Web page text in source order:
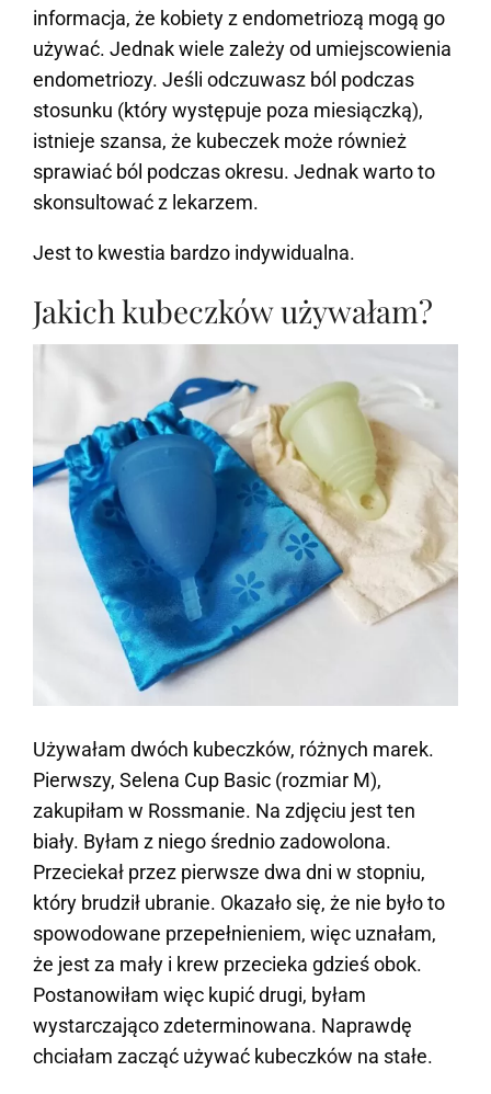
informacja, że kobiety z endometriozą mogą go
używać. Jednak wiele zależy od umiejscowienia
endometriozy. Jeśli odczuwasz ból podczas
stosunku (który występuje poza miesiączką),
istnieje szansa, że kubeczek może również
sprawiać ból podczas okresu. Jednak warto to
skonsultować z lekarzem.
Jest to kwestia bardzo indywidualna.
Jakich kubeczków używałam?
Używałam dwóch kubeczków, różnych marek.
Pierwszy, Selena Cup Basic (rozmiar M),
zakupiłam w Rossmanie. Na zdjęciu jest ten
biały. Byłam z niego średnio zadowolona.
Przeciekał przez pierwsze dwa dni w stopniu,
który brudził ubranie. Okazało się, że nie było to
spowodowane przepełnieniem, więc uznałam,
że jest za mały i krew przecieka gdzieś obok.
Postanowiłam więc kupić drugi, byłam
wystarczająco zdeterminowana. Naprawdę
chciałam zacząć używać kubeczków na stałe.